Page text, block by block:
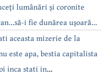
lumânări și coronite
i fie dunărea ușoară...
aceasta mizerie de la
este apa, bestia capitalista
inca stati in